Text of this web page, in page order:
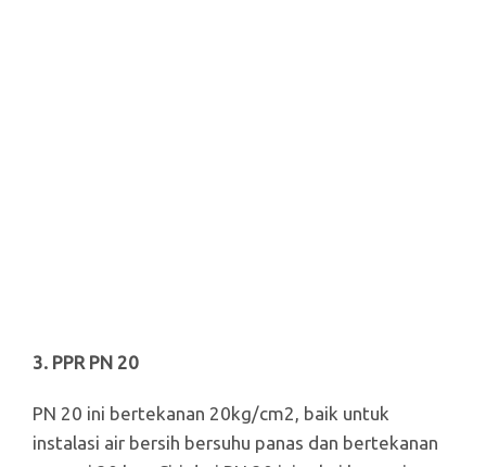
3. PPR PN 20
PN 20 ini bertekanan 20kg/cm2, baik untuk
instalasi air bersih bersuhu panas dan bertekanan